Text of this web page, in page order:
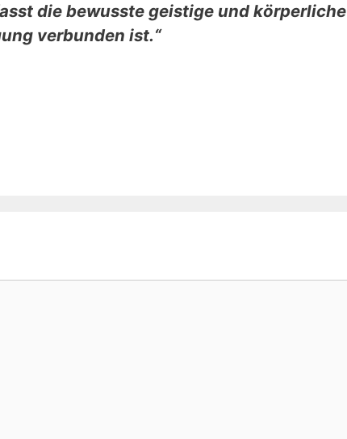
die bewusste geistige und körperliche
verbunden ist.“